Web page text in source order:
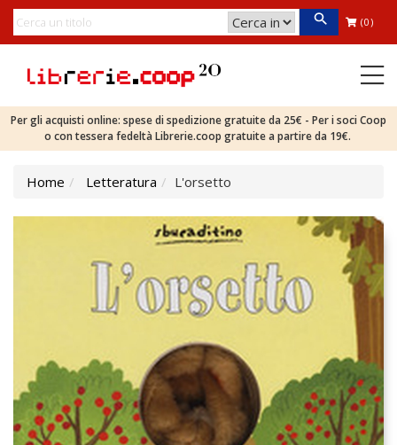
(0)
Per gli acquisti online: spese di spedizione gratuite da 25€ - Per i soci Coop
o con tessera fedeltà Librerie.coop gratuite a partire da 19€.
Home Letteratura L'orsetto